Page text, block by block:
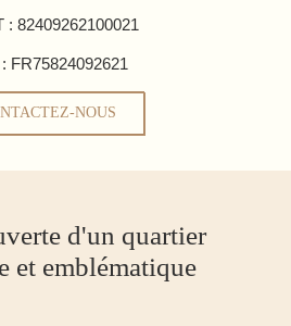
: 82409262100021
FR75824092621
NOUS
d'un quartier
et emblématique